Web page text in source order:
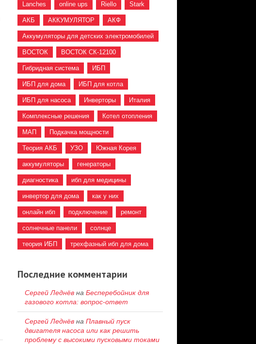
Lanches online ups Riello Stark
АКБ АККУМУЛЯТОР АКФ
Аккумуляторы для детских электромобилей
ВОСТОК ВОСТОК СК-12100
Гибридная система ИБП
ИБП для дома ИБП для котла
ИБП для насоса Инверторы Италия
Комплексные решения Котел отопления
МАП Подкачка мощности
Теория АКБ УЗО Южная Корея
аккумуляторы генераторы
диагностика ибп для медицины
инвертор для дома как у них
онлайн ибп подключение ремонт
солнечные панели солнце
теория ИБП трехфазный ибп для дома
Последние комментарии
Сергей Леднёв наБесперебойник для
газового котла: вопрос-ответ
Сергей Леднёв наПлавный пуск
двигателя насоса или как решить
проблему c высокими пусковыми токами